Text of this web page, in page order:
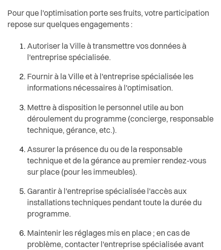
Pour que l'optimisation porte ses fruits, votre participation
repose sur quelques engagements :
Autoriser la Ville à transmettre vos données à
l'entreprise spécialisée.
Fournir à la Ville et à l'entreprise spécialisée les
informations nécessaires à l'optimisation.
Mettre à disposition le personnel utile au bon
déroulement du programme (concierge, responsable
technique, gérance, etc.).
Assurer la présence du ou de la responsable
technique et de la gérance au premier rendez-vous
sur place (pour les immeubles).
Garantir à l'entreprise spécialisée l'accès aux
installations techniques pendant toute la durée du
programme.
Maintenir les réglages mis en place ; en cas de
problème, contacter l'entreprise spécialisée avant